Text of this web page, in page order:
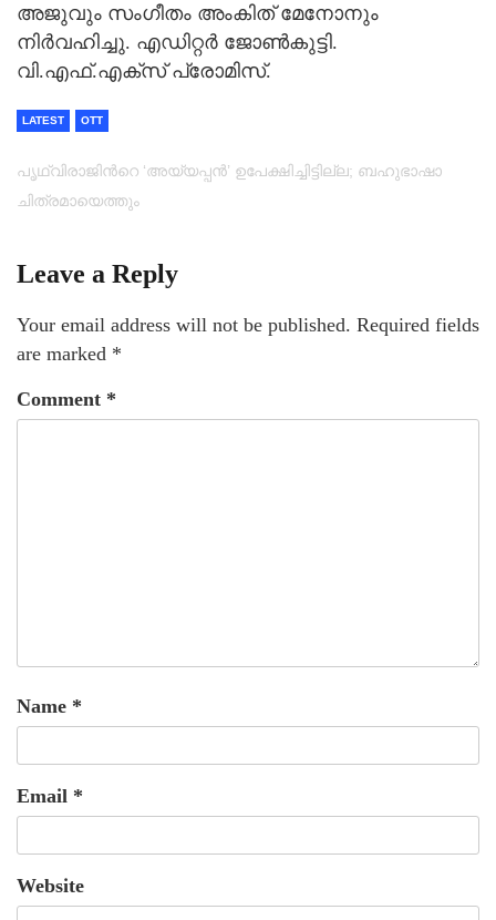
അജുവും സംഗീതം അംകിത് മേനോനും
നിര്‍വഹിച്ചു. എഡിറ്റര്‍ ജോണ്‍കുട്ടി.
വി.എഫ്.എക്‌സ് പ്രോമിസ്.
LATEST OTT
പൃഥ്വിരാജിന്‍റെ ‘അയ്യപ്പന്‍’ ഉപേക്ഷിച്ചിട്ടില്ല; ബഹുഭാഷാ
ചിത്രമായെത്തും
Leave a Reply
Your email address will not be published. Required fields
are marked *
Comment *
Name *
Email *
Website